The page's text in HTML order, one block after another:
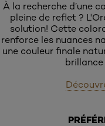
À la recherche d’une
pleine de reflet ?
solution! Cette
renforce les nuances
une couleur finale
brillance